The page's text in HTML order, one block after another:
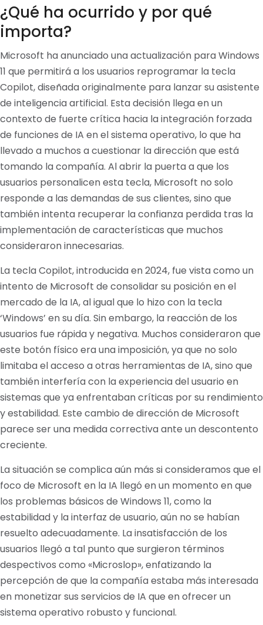
¿Qué ha ocurrido y por qué
importa?
Microsoft ha anunciado una actualización para Windows
11 que permitirá a los usuarios reprogramar la tecla
Copilot, diseñada originalmente para lanzar su asistente
de inteligencia artificial. Esta decisión llega en un
contexto de fuerte crítica hacia la integración forzada
de funciones de IA en el sistema operativo, lo que ha
llevado a muchos a cuestionar la dirección que está
tomando la compañía. Al abrir la puerta a que los
usuarios personalicen esta tecla, Microsoft no solo
responde a las demandas de sus clientes, sino que
también intenta recuperar la confianza perdida tras la
implementación de características que muchos
consideraron innecesarias.
La tecla Copilot, introducida en 2024, fue vista como un
intento de Microsoft de consolidar su posición en el
mercado de la IA, al igual que lo hizo con la tecla
‘Windows’ en su día. Sin embargo, la reacción de los
usuarios fue rápida y negativa. Muchos consideraron que
este botón físico era una imposición, ya que no solo
limitaba el acceso a otras herramientas de IA, sino que
también interfería con la experiencia del usuario en
sistemas que ya enfrentaban críticas por su rendimiento
y estabilidad. Este cambio de dirección de Microsoft
parece ser una medida correctiva ante un descontento
creciente.
La situación se complica aún más si consideramos que el
foco de Microsoft en la IA llegó en un momento en que
los problemas básicos de Windows 11, como la
estabilidad y la interfaz de usuario, aún no se habían
resuelto adecuadamente. La insatisfacción de los
usuarios llegó a tal punto que surgieron términos
despectivos como «Microslop», enfatizando la
percepción de que la compañía estaba más interesada
en monetizar sus servicios de IA que en ofrecer un
sistema operativo robusto y funcional.